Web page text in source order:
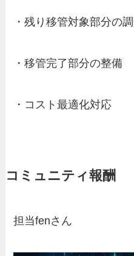
・残り移管対象部分の
・移管完了部分の整備
・コスト最適化対応
コミュニティ報酬
担当fenさん